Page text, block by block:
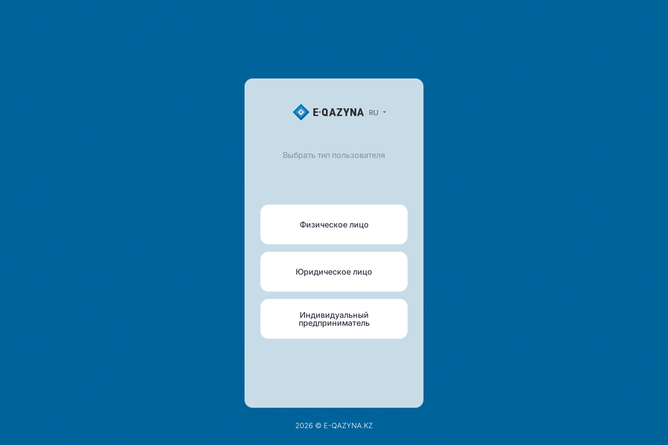
RU
Выбрать тип пользователя
Физическое лицо
Юридическое лицо
Индивидуальный
предприниматель
2026 © E-QAZYNA.KZ